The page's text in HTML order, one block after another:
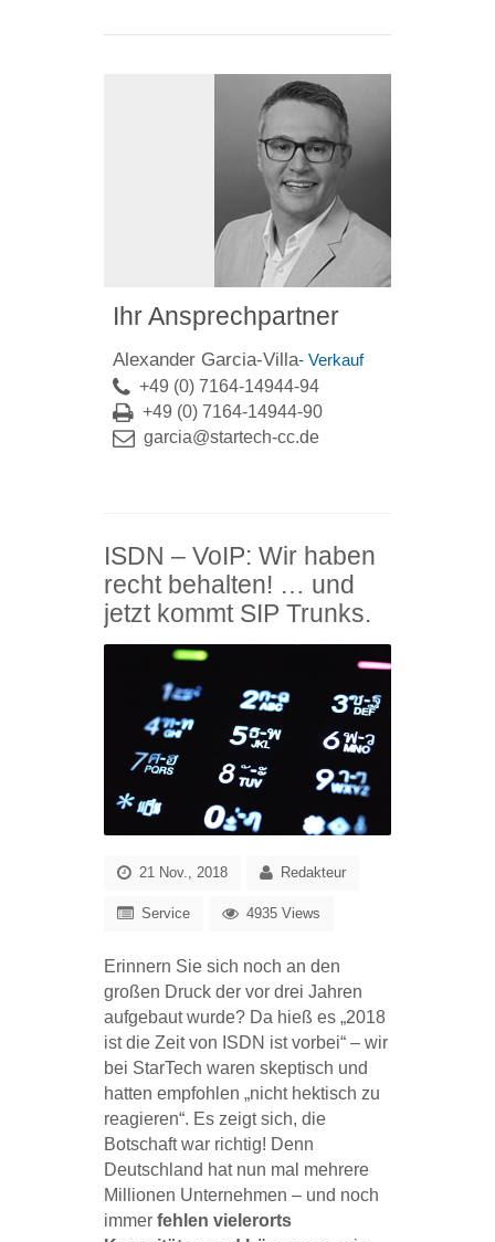
Ihr Ansprechpartner
Alexander Garcia-Villa- Verkauf
+49 (0) 7164-14944-94
+49 (0) 7164-14944-90
garcia@startech-cc.de
ISDN – VoIP: Wir haben
recht behalten! … und
jetzt kommt SIP Trunks.
21 Nov., 2018 Redakteur
Service 4935 Views
Erinnern Sie sich noch an den
großen Druck der vor drei Jahren
aufgebaut wurde? Da hieß es „2018
ist die Zeit von ISDN ist vorbei“ – wir
bei StarTech waren skeptisch und
hatten empfohlen „nicht hektisch zu
reagieren“. Es zeigt sich, die
Botschaft war richtig! Denn
Deutschland hat nun mal mehrere
Millionen Unternehmen – und noch
immer fehlen vielerorts